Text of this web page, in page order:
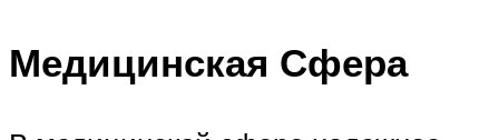
Медицинская Сфера